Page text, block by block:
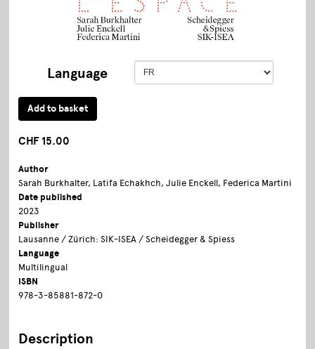
Language
CHF 15.00
Author
Sarah Burkhalter, Latifa Echakhch, Julie Enckell, Federica Martini
Date published
2023
Publisher
Lausanne / Zürich: SIK-ISEA / Scheidegger & Spiess
Language
Multilingual
ISBN
978-3-85881-872-0
Description